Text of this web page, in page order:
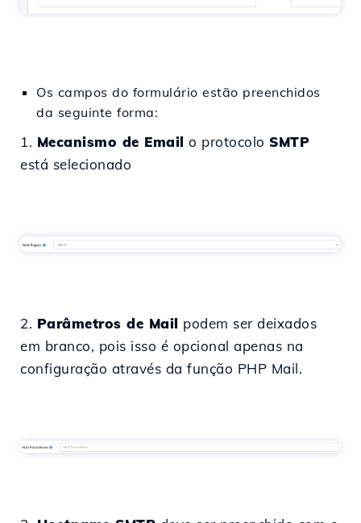
Os campos do formulário estão preenchidos
da seguinte forma:
1. Mecanismo de Email o protocolo SMTP
está selecionado
2. Parâmetros de Mail podem ser deixados
em branco, pois isso é opcional apenas na
configuração através da função PHP Mail.